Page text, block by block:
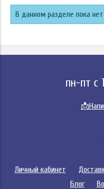
В данном разделе пока
пн-пт с
📩
Личный кабинет
Блог